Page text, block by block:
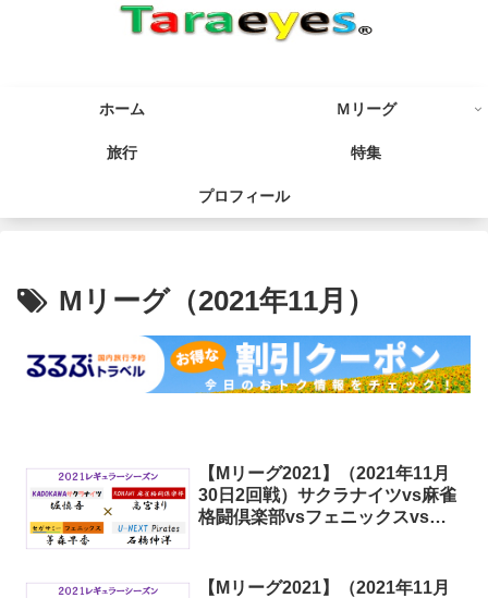
ホーム Ｍリーグ
旅行 特集
プロフィール
Mリーグ（2021年11月）
【Mリーグ2021】（2021年11月
30日2回戦）サクラナイツvs麻雀
格闘倶楽部vsフェニックスvsパ
【Mリーグ2021】（2021年11月